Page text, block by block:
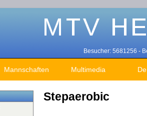
Besucher: 5681256 -
Mannschaften Multimedia
Stepaerobic